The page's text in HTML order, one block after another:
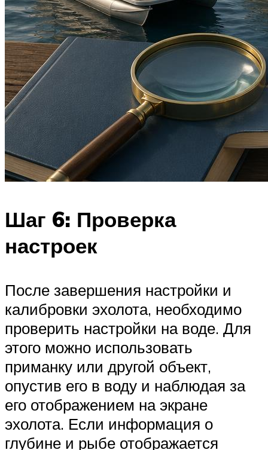
Шаг 6: Проверка
настроек
После завершения настройки и
калибровки эхолота, необходимо
проверить настройки на воде. Для
этого можно использовать
приманку или другой объект,
опустив его в воду и наблюдая за
его отображением на экране
эхолота. Если информация о
глубине и рыбе отображается